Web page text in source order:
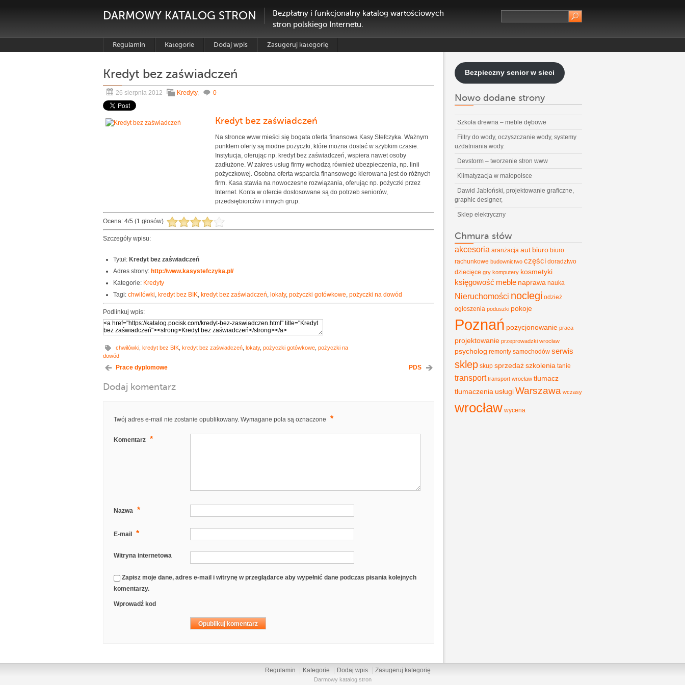
DARMOWY KATALOG STRON
Bezpłatny i funkcjonalny katalog wartościowych
stron polskiego Internetu.
Regulamin Kategorie Dodaj wpis Zasugeruj kategorię
Kredyt bez zaświadczeń
26 sierpnia 2012 Kredyty, 0
Kredyt bez zaświadczeń
Na stronce www mieści się bogata oferta finansowa Kasy Stefczyka. Ważnym
punktem oferty są modne pożyczki, które można dostać w szybkim czasie.
Instytucja, oferując np. kredyt bez zaświadczeń, wspiera nawet osoby
zadłużone. W zakres usług firmy wchodzą również ubezpieczenia, np. linii
pożyczkowej. Osobna oferta wsparcia finansowego kierowana jest do różnych
firm. Kasa stawia na nowoczesne rozwiązania, oferując np. pożyczki przez
Internet. Konta w ofercie dostosowane są do potrzeb seniorów,
przedsiębiorców i innych grup.
Ocena: 4/5 (1 głosów)
Szczegóły wpisu:
Tytuł: Kredyt bez zaświadczeń
Adres strony: http://www.kasystefczyka.pl/
Kategorie: Kredyty
Tagi: chwilówki, kredyt bez BIK, kredyt bez zaświadczeń, lokaty, pożyczki gotówkowe, pożyczki na dowód
Podlinkuj wpis:
chwilówki kredyt bez BIK kredyt bez zaświadczeń lokaty, pożyczki gotówkowe pożyczki na
dowód
Prace dyplomowe PDS
Dodaj komentarz
Twój adres e-mail nie zostanie opublikowany. Wymagane pola są oznaczone *
Komentarz *
Nazwa *
E-mail *
Witryna internetowa
Zapisz moje dane, adres e-mail i witrynę w przeglądarce aby wypełnić dane podczas pisania kolejnych
komentarzy.
Wprowadź kod
Bezpieczny senior w sieci
Nowo dodane strony
Szkoła drewna – meble dębowe
Filtry do wody, oczyszczanie wody, systemy
uzdatniania wody.
Devstorm – tworzenie stron www
Klimatyzacja w małopolsce
Dawid Jabłoński, projektowanie graficzne,
graphic designer,
Sklep elektryczny
Chmura słów
akcesoria aranżacja aut biuro biuro
rachunkowe budownictwo części doradztwo
dziecięce gry komputery kosmetyki
księgowość meble naprawa nauka
Nieruchomości noclegi odzież
ogłoszenia poduszki pokoje
Poznań pozycjonowanie praca
projektowanie przeprowadzki wrocław
psycholog remonty samochodów serwis
sklep skup sprzedaższkolenia tanie
transport transport wrocław tłumacz
tłumaczenia usługiWarszawa wczasy
wrocław wycena
Regulamin Kategorie Dodaj wpis Zasugeruj kategorię
Darmowy katalog stron